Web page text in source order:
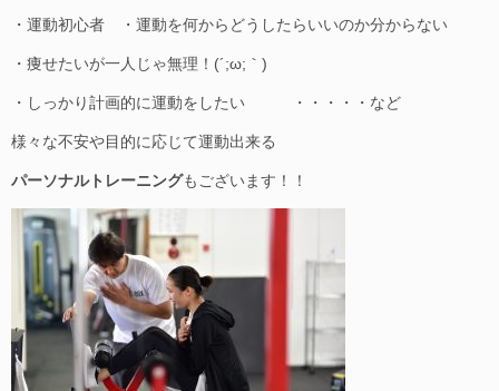
・運動初心者 ・運動を何からどうしたらいいのか分からない
・痩せたいが一人じゃ無理！(´;ω;｀)
・しっかり計画的に運動をしたい ・・・・・など
様々な不安や目的に応じて運動出来る
パーソナルトレーニングもございます！！